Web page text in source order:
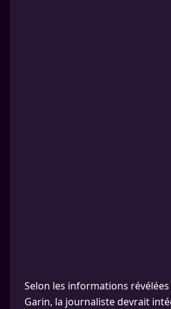
Selon les informations
Garin, la journaliste devrait